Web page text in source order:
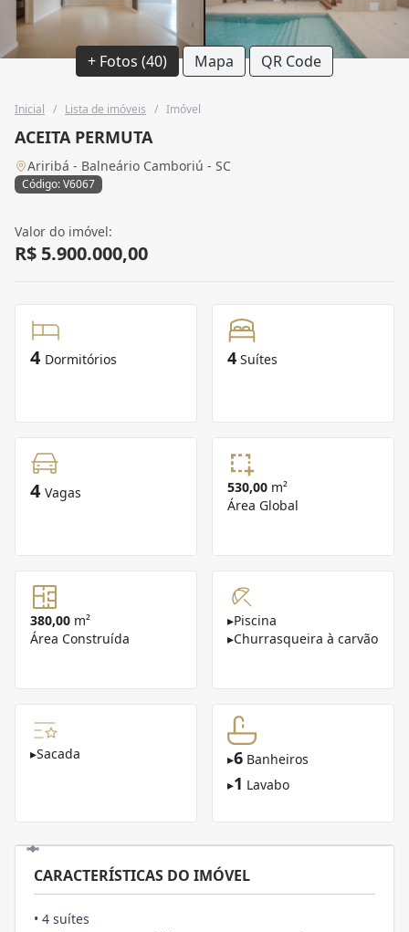
+ Fotos (40) Mapa QR Code
Inicial / Lista de imóveis / Imóvel
ACEITA PERMUTA
Ariribá - Balneário Camboriú - SC
Código: V6067
Valor do imóvel:
R$ 5.900.000,00
4 Dormitórios 4 Suítes
4 Vagas 530,00 m²
Área Global
380,00 m²
Área Construída
▸Piscina
▸Churrasqueira à carvão
▸Sacada ▸6 Banheiros
▸1 Lavabo
CARACTERÍSTICAS DO IMÓVEL
• 4 suítes